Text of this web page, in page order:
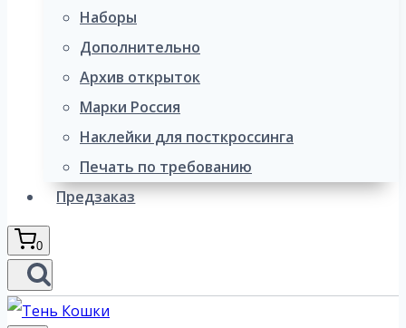
Наборы
Дополнительно
Архив открыток
Марки Россия
Наклейки для посткроссинга
Печать по требованию
Предзаказ
0